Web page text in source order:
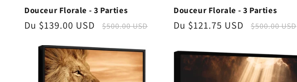
Douceur Florale - 3 Parties
Prix
Du $139.00 USD
Prix
$500.00 USD
Douceur Florale - 3 Parties
Prix
Du $121.75 USD
Prix
$500.00 USD